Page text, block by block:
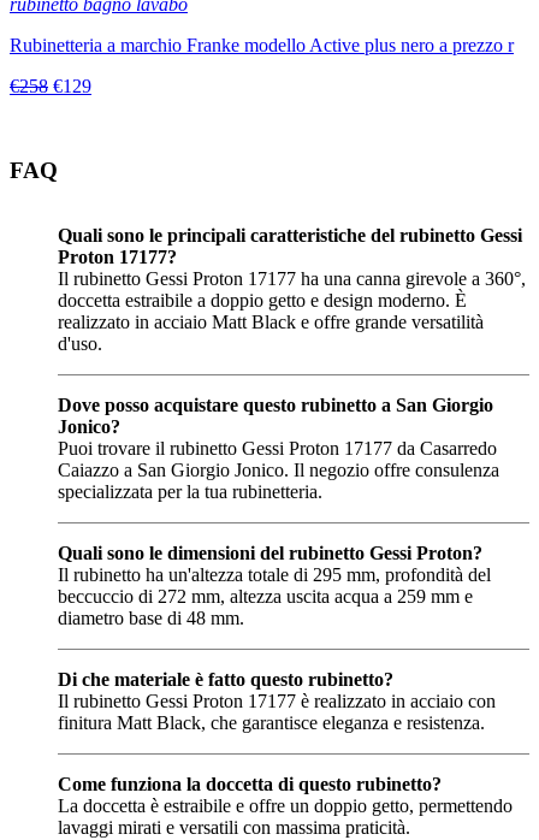
rubinetto bagno lavabo
Rubinetteria a marchio Franke modello Active plus nero a prezzo r
€258 €129
FAQ
Quali sono le principali caratteristiche del rubinetto Gessi
Proton 17177?
Il rubinetto Gessi Proton 17177 ha una canna girevole a 360°,
doccetta estraibile a doppio getto e design moderno. È
realizzato in acciaio Matt Black e offre grande versatilità
d'uso.
Dove posso acquistare questo rubinetto a San Giorgio
Jonico?
Puoi trovare il rubinetto Gessi Proton 17177 da Casarredo
Caiazzo a San Giorgio Jonico. Il negozio offre consulenza
specializzata per la tua rubinetteria.
Quali sono le dimensioni del rubinetto Gessi Proton?
Il rubinetto ha un'altezza totale di 295 mm, profondità del
beccuccio di 272 mm, altezza uscita acqua a 259 mm e
diametro base di 48 mm.
Di che materiale è fatto questo rubinetto?
Il rubinetto Gessi Proton 17177 è realizzato in acciaio con
finitura Matt Black, che garantisce eleganza e resistenza.
Come funziona la doccetta di questo rubinetto?
La doccetta è estraibile e offre un doppio getto, permettendo
lavaggi mirati e versatili con massima praticità.